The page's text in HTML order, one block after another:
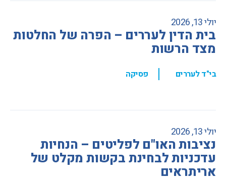
יולי 13, 2026
בית הדין לעררים – הפרה של החלטות
מצד הרשות
בי"ד לעררים , פסיקה
יולי 13, 2026
נציבות האו"ם לפליטים – הנחיות
עדכניות לבחינת בקשות מקלט של
אריתראים